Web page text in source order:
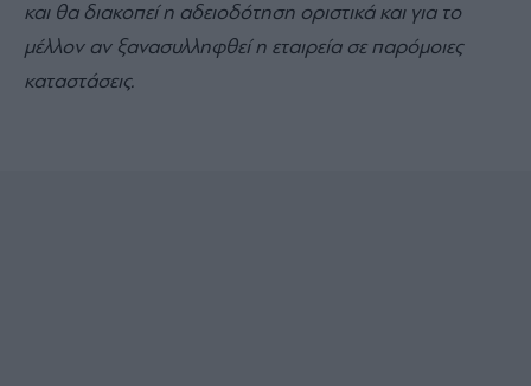
και θα διακοπεί η αδειοδότηση οριστικά και για το
μέλλον αν ξανασυλληφθεί η εταιρεία σε παρόμοιες
καταστάσεις.